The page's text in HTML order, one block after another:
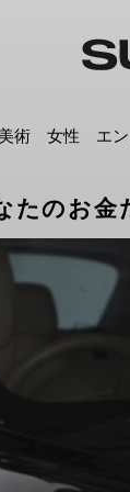
美術 女性 エ
たのお金